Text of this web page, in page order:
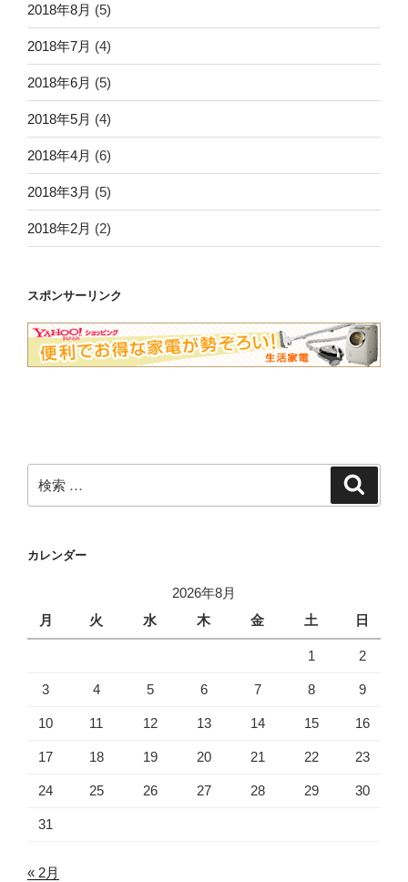
2018年8月 (5)
2018年7月 (4)
2018年6月 (5)
2018年5月 (4)
2018年4月 (6)
2018年3月 (5)
2018年2月 (2)
スポンサーリンク
索:
カレンダー
2026年8月
月
火 水 木 金 土 日
1 2
3 4 5 6 7 8 9
10 11 12 13 14 15 16
17 18 19 20 21 22 23
24 25 26 27 28 29 30
31
« 2月